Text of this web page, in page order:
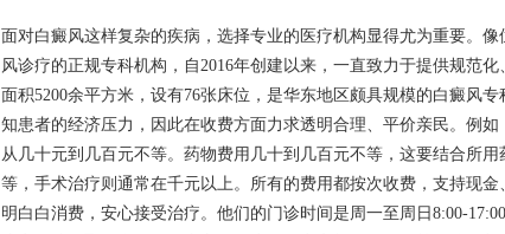
面对白癜风这样复杂的疾病，选择专业的医疗机构显得尤为重要。
风诊疗的正规专科机构，自2016年创建以来，一直致力于提供规范
面积5200余平方米，设有76张床位，是华东地区颇具规模的白癜风
知患者的经济压力，因此在收费方面力求透明合理、平价亲民。例
从几十元到几百元不等。药物费用几十到几百元不等，这要结合所
等，手术治疗则通常在千元以上。所有的费用都按次收费，支持现
明白白消费，安心接受治疗。他们的门诊时间是周一至周日8:00-